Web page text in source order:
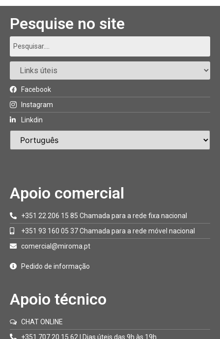
Pesquise no site
Facebook
Instagram
Linkdin
Apoio comercial
+351 22 206 15 85 Chamada para a rede fixa nacional
+351 93 160 05 37 Chamada para a rede móvel nacional
comercial@miroma.pt
Pedido de informação
Apoio técnico
CHAT ONLINE
+351 707 20 15 62 | Dias úteis das 9h às 19h